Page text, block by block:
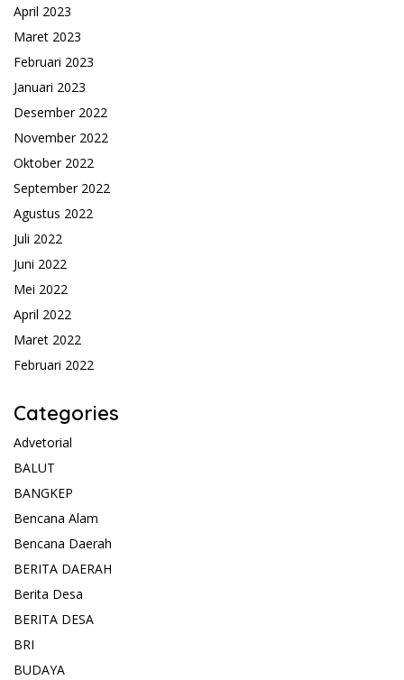
April 2023
Maret 2023
Februari 2023
Januari 2023
Desember 2022
November 2022
Oktober 2022
September 2022
Agustus 2022
Juli 2022
Juni 2022
Mei 2022
April 2022
Maret 2022
Februari 2022
Categories
Advetorial
BALUT
BANGKEP
Bencana Alam
Bencana Daerah
BERITA DAERAH
Berita Desa
BERITA DESA
BRI
BUDAYA